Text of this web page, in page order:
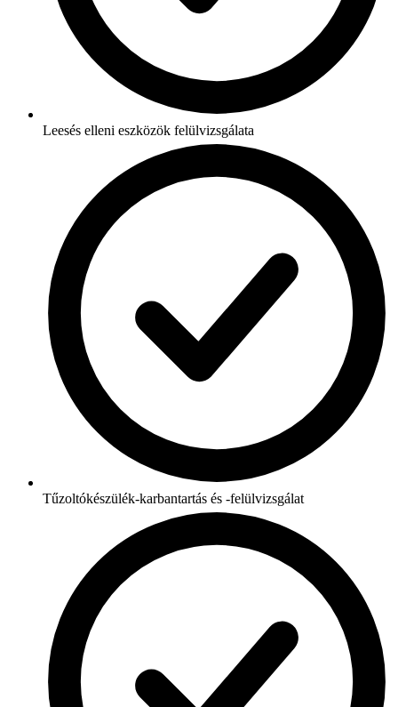
Leesés elleni eszközök felülvizsgálata
Tűzoltókészülék-karbantartás és -felülvizsgálat